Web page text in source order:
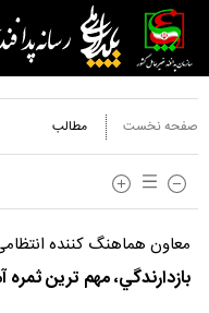
صفحه نخست مطالب
معاون هماهنگ کننده
بازدارندگي، مهم ترين